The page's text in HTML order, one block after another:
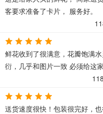
客要求准备了卡片， 服务好。
鲜花收到了很满意，花瓣饱满
衍，几乎和图片一致 必须给这
送货速度很快！包装很完好，也